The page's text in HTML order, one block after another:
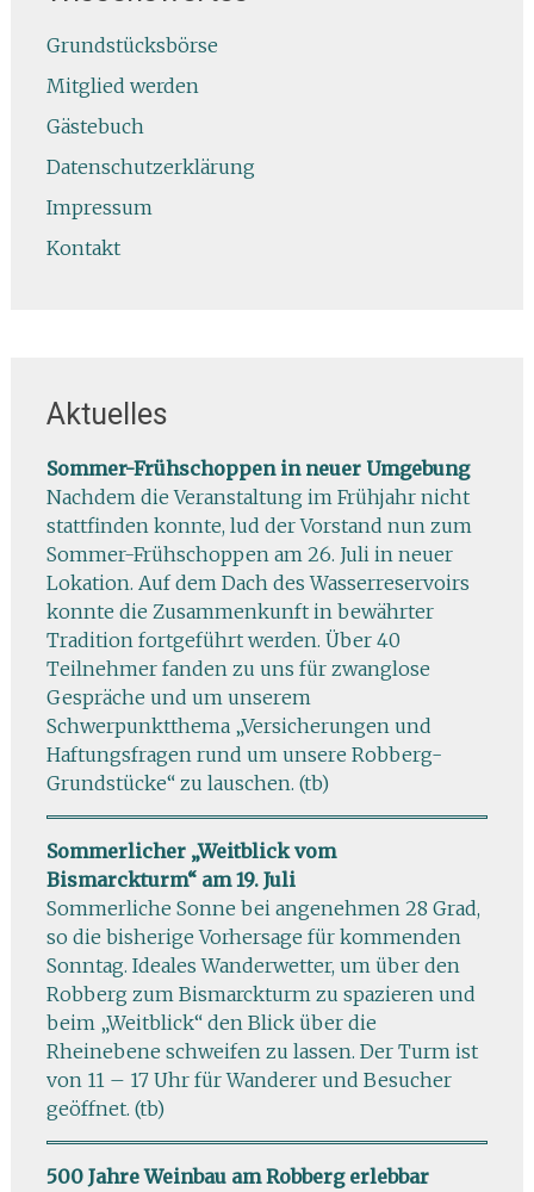
Grundstücksbörse
Mitglied werden
Gästebuch
Datenschutzerklärung
Impressum
Kontakt
Aktuelles
Sommer-Frühschoppen in neuer Umgebung
Nachdem die Veranstaltung im Frühjahr nicht
stattfinden konnte, lud der Vorstand nun zum
Sommer-Frühschoppen am 26. Juli in neuer
Lokation. Auf dem Dach des Wasserreservoirs
konnte die Zusammenkunft in bewährter
Tradition fortgeführt werden. Über 40
Teilnehmer fanden zu uns für zwanglose
Gespräche und um unserem
Schwerpunktthema „Versicherungen und
Haftungsfragen rund um unsere Robberg-
Grundstücke“ zu lauschen. (tb)
Sommerlicher „Weitblick vom
Bismarckturm“ am 19. Juli
Sommerliche Sonne bei angenehmen 28 Grad,
so die bisherige Vorhersage für kommenden
Sonntag. Ideales Wanderwetter, um über den
Robberg zum Bismarckturm zu spazieren und
beim „Weitblick“ den Blick über die
Rheinebene schweifen zu lassen. Der Turm ist
von 11 – 17 Uhr für Wanderer und Besucher
geöffnet. (tb)
500 Jahre Weinbau am Robberg erlebbar